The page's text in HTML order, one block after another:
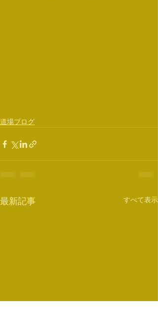
道場ブログ
最新記事 すべて表示